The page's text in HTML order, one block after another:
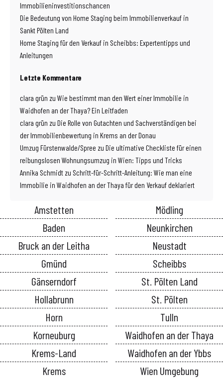
Immobilieninvestitionschancen
Die Bedeutung von Home Staging beim Immobilienverkauf in
Sankt Pölten Land
Home Staging für den Verkauf in Scheibbs: Expertentipps und
Anleitungen
Letzte Kommentare
clara grün zu Wie bestimmt man den Wert einer Immobilie in
Waidhofen an der Thaya? Ein Leitfaden
clara grün zu Die Rolle von Gutachten und Sachverständigen bei
der Immobilienbewertung in Krems an der Donau
Umzug Fürstenwalde/Spree zu Die ultimative Checkliste für einen
reibungslosen Wohnungsumzug in Wien: Tipps und Tricks
Annika Schmidt zu Schritt-für-Schritt-Anleitung: Wie man eine
Immobilie in Waidhofen an der Thaya für den Verkauf deklariert
Amstetten
Baden
Bruck an der Leitha
Gmünd
Gänserndorf
Hollabrunn
Horn
Korneuburg
Krems-Land
Krems
Mödling
Neunkirchen
Neustadt
Scheibbs
St. Pölten Land
St. Pölten
Tulln
Waidhofen an der Thaya
Waidhofen an der Ybbs
Wien Umgebung